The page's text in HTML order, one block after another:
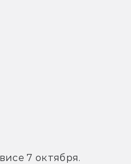
7 октября.